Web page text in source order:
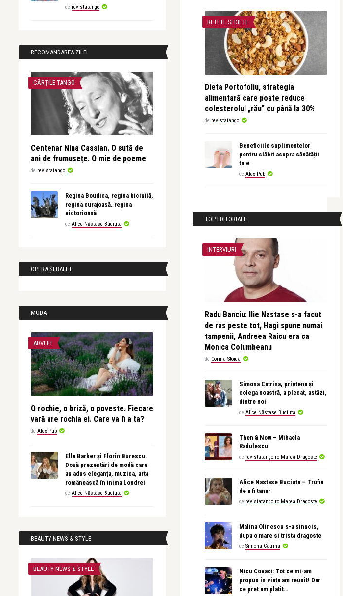
de revistatango
RECOMANDAREA ZILEI
CĂRȚILE TANGO
Centenar Nina Cassian. O sută de
ani de frumusețe. O mie de poeme
de revistatango
Regina Boudica, regina biciuită,
regina curajoasă, regina
victorioasă
de Alice Năstase Buciuta
OPERA ȘI BALET
MODA
ADVERT
O rochie, o briză, o poveste. Fiecare
vară are rochia ei. Care va fi a ta?
de Alex Pub
Ella Barker și Florin Burescu.
Două prezentări de modă care
au adus eleganța, muzica, arta
românească în inima Londrei
de Alice Năstase Buciuta
BEAUTY NEWS & STYLE
BEAUTY NEWS & STYLE
RETETE SI DIETE
Dieta Portofoliu, strategia
alimentară care poate reduce
colesterolul „rău” cu până la 30%
de revistatango
Beneficiile suplimentelor
pentru slăbit asupra sănătății
tale
de Alex Pub
TOP EDITORIALE
INTERVIURI
Radu Banciu: Ilie Nastase s-a facut
de ras peste tot, Hagi spune numai
tampenii, Andreea Raicu era ca
Monica Columbeanu
de Corina Stoica
Simona Catrina, prietena și
colega noastră, a plecat, astăzi,
dintre noi
de Alice Năstase Buciuta
Then & Now – Mihaela
Radulescu
de revistatango.ro Marea Dragoste
Alice Nastase Buciuta – Trufia
de a fi tanar
de revistatango.ro Marea Dragoste
Malina Olinescu s-a sinucis,
dupa o mare si trista dragoste
de Simona Catrina
Nicu Covaci: Tot ce mi-am
propus in viata am reusit! Dar
ce pret am platit…